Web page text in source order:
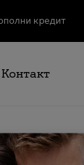
кредит
Контакт